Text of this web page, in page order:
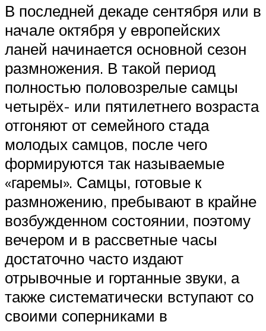
В последней декаде сентября или в
начале октября у европейских
ланей начинается основной сезон
размножения. В такой период
полностью половозрелые самцы
четырёх- или пятилетнего возраста
отгоняют от семейного стада
молодых самцов, после чего
формируются так называемые
«гаремы». Самцы, готовые к
размножению, пребывают в крайне
возбужденном состоянии, поэтому
вечером и в рассветные часы
достаточно часто издают
отрывочные и гортанные звуки, а
также систематически вступают со
своими соперниками в